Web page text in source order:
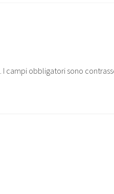
I campi obbligatori sono